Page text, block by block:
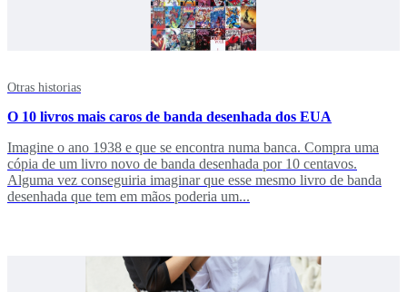
Otras historias
O 10 livros mais caros de banda desenhada dos EUA
Imagine o ano 1938 e que se encontra numa banca. Compra uma
cópia de um livro novo de banda desenhada por 10 centavos.
Alguma vez conseguiria imaginar que esse mesmo livro de banda
desenhada que tem em mãos poderia um...